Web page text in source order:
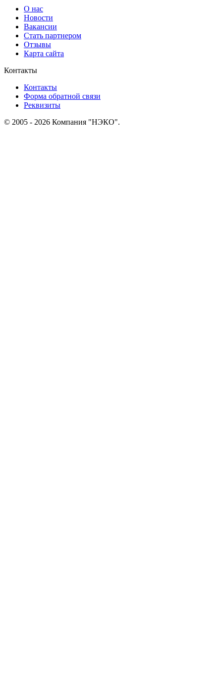
О нас
Новости
Вакансии
Стать партнером
Отзывы
Карта сайта
Контакты
Контакты
Форма обратной связи
Реквизиты
© 2005 - 2026 Компания "НЭКО".